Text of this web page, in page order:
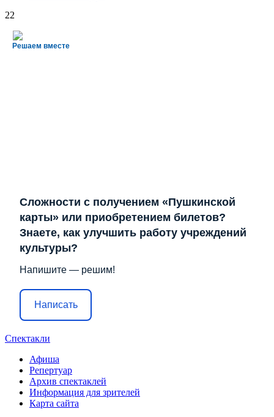
22
Решаем вместе
Сложности с получением «Пушкинской
карты» или приобретением билетов?
Знаете, как улучшить работу учреждений
культуры?
Напишите — решим!
Написать
Спектакли
Афиша
Репертуар
Архив спектаклей
Информация для зрителей
Карта сайта